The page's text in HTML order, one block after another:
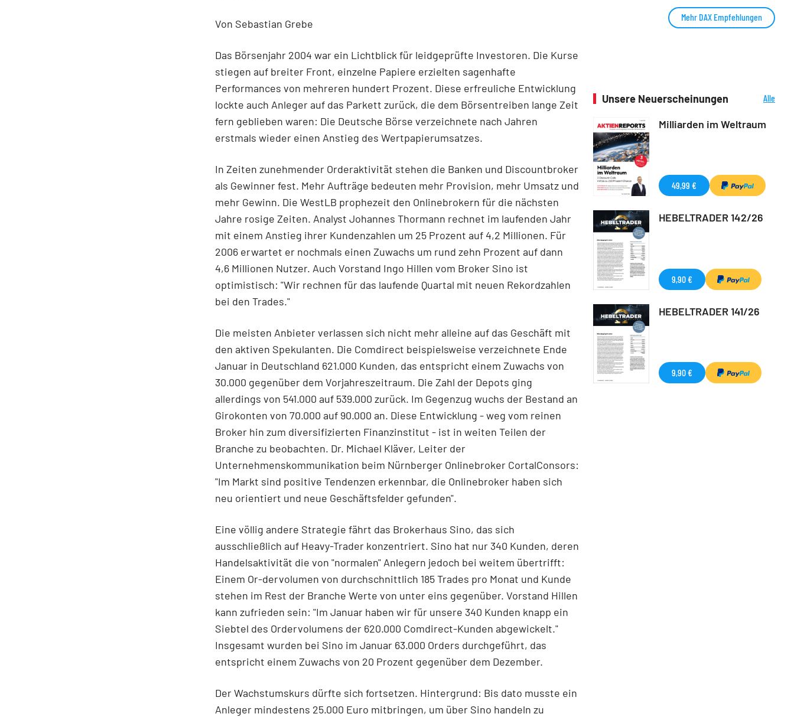
Von Sebastian Grebe
Das Börsenjahr 2004 war ein Lichtblick für leidgeprüfte Investoren. Die Kurse
stiegen auf breiter Front, einzelne Papiere erzielten sagenhafte
Performances von mehreren hundert Prozent. Diese erfreuliche Entwicklung
lockte auch Anleger auf das Parkett zurück, die dem Börsentreiben lange Zeit
fern geblieben waren: Die Deutsche Börse verzeichnete nach Jahren
erstmals wieder einen Anstieg des Wertpapierumsatzes.
In Zeiten zunehmender Orderaktivität stehen die Banken und Discountbroker
als Gewinner fest. Mehr Aufträge bedeuten mehr Provision, mehr Umsatz und
mehr Gewinn. Die WestLB prophezeit den Onlinebrokern für die nächsten
Jahre rosige Zeiten. Analyst Johannes Thormann rechnet im laufenden Jahr
mit einem Anstieg ihrer Kundenzahlen um 25 Prozent auf 4,2 Millionen. Für
2006 erwartet er nochmals einen Zuwachs um rund zehn Prozent auf dann
4,6 Millionen Nutzer. Auch Vorstand Ingo Hillen vom Broker Sino ist
optimistisch: "Wir rechnen für das laufende Quartal mit neuen Rekordzahlen
bei den Trades."
Die meisten Anbieter verlassen sich nicht mehr alleine auf das Geschäft mit
den aktiven Spekulanten. Die Comdirect beispielsweise verzeichnete Ende
Januar in Deutschland 621.000 Kunden, das entspricht einem Zuwachs von
30.000 gegenüber dem Vorjahreszeitraum. Die Zahl der Depots ging
allerdings von 541.000 auf 539.000 zurück. Im Gegenzug wuchs der Bestand an
Girokonten von 70.000 auf 90.000 an. Diese Entwicklung - weg vom reinen
Broker hin zum diversifizierten Finanzinstitut - ist in weiten Teilen der
Branche zu beobachten. Dr. Michael Kläver, Leiter der
Unternehmenskommunikation beim Nürnberger Onlinebroker CortalConsors:
"Im Markt sind positive Tendenzen erkennbar, die Onlinebroker haben sich
neu orientiert und neue Geschäftsfelder gefunden".
Eine völlig andere Strategie fährt das Brokerhaus Sino, das sich
ausschließlich auf Heavy-Trader konzentriert. Sino hat nur 340 Kunden, deren
Handelsaktivität die von "normalen" Anlegern jedoch bei weitem übertrifft:
Einem Or-dervolumen von durchschnittlich 185 Trades pro Monat und Kunde
stehen im Rest der Branche Werte von unter eins gegenüber. Vorstand Hillen
kann zufrieden sein: "Im Januar haben wir für unsere 340 Kunden knapp ein
Siebtel des Ordervolumens der 620.000 Comdirect-Kunden abgewickelt."
Insgesamt wurden bei Sino im Januar 63.000 Orders durchgeführt, das
entspricht einem Zuwachs von 20 Prozent gegenüber dem Dezember.
Der Wachstumskurs dürfte sich fortsetzen. Hintergrund: Bis dato musste ein
Anleger mindestens 25.000 Euro mitbringen, um über Sino handeln zu
Mehr DAX Empfehlungen
Unsere Neuerscheinungen
Alle
Milliarden im Weltraum
49,99 €
HEBELTRADER 142/26
9,90 €
HEBELTRADER 141/26
9,90 €